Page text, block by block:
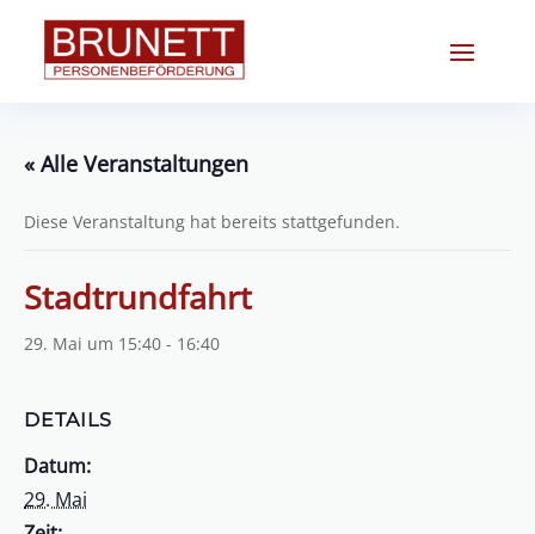
« Alle Veranstaltungen
Diese Veranstaltung hat bereits stattgefunden.
Stadtrundfahrt
29. Mai um 15:40 - 16:40
DETAILS
Datum:
29. Mai